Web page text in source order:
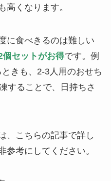
高くなります。
に食べきるのは難しい
個セットがお得です。例
きも、2-3人用のおせち
することで、日持ちさ
、こちらの記事で詳し
参考にしてください。